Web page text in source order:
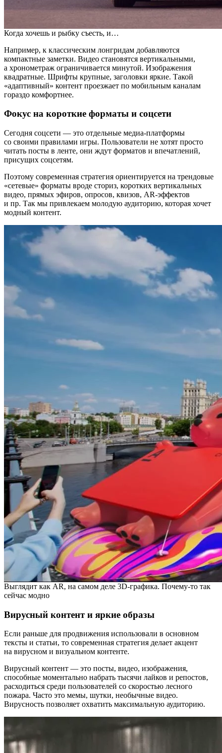
Когда хочешь и рыбку съесть, и…
Например, к классическим лонгридам добавляются
компактные заметки. Видео становятся вертикальными,
а хронометраж ограничивается минутой. Изображения
квадратные. Шрифты крупные, заголовки яркие. Такой
«адаптивный» контент проезжает по мобильным каналам
гораздо комфортнее.
Фокус на короткие форматы и соцсети
Сегодня соцсети — это отдельные медиа-платформы
со своими правилами игры. Пользователи не хотят просто
читать посты в ленте, они ждут форматов и впечатлений,
присущих соцсетям.
Поэтому современная стратегия ориентируется на трендовые
«сетевые» форматы вроде сториз, коротких вертикальных
видео, прямых эфиров, опросов, квизов, AR-эффектов
и пр. Так мы привлекаем молодую аудиторию, которая хочет
модный контент.
Выглядит как AR, на самом деле 3D-графика. Почему-то так
сейчас модно
Вирусный контент и яркие образы
Если раньше для продвижения использовали в основном
тексты и статьи, то современная стратегия делает акцент
на вирусном и визуальном контенте.
Вирусный контент — это посты, видео, изображения,
способные моментально набрать тысячи лайков и репостов,
расходиться среди пользователей со скоростью лесного
пожара. Часто это мемы, шутки, необычные видео.
Вирусность позволяет охватить максимальную аудиторию.